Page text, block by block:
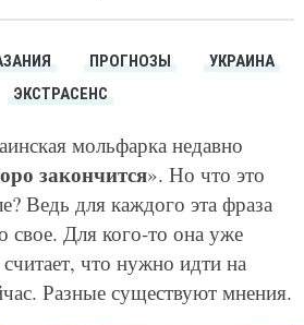
ПРОГНОЗЫ
УКРАИНА
ЭКСТРАСЕНС
мольфарка недавно
закончится». Но что это
Ведь для каждого эта фраза
свое. Для кого-то она уже
что нужно идти на
Разные существуют мнения.